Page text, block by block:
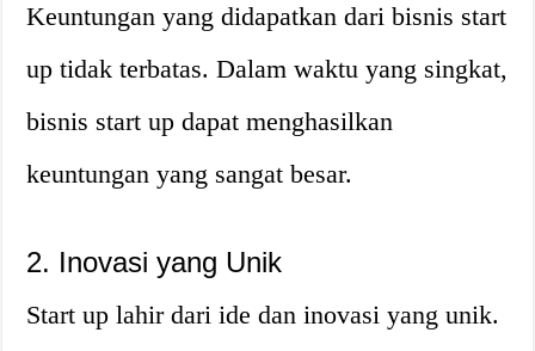
Keuntungan yang didapatkan dari bisnis start
up tidak terbatas. Dalam waktu yang singkat,
bisnis start up dapat menghasilkan
keuntungan yang sangat besar.
2. Inovasi yang Unik
Start up lahir dari ide dan inovasi yang unik.